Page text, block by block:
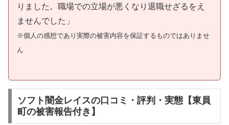
りました。職場での立場が悪くなり退職せざるをえ
ませんでした」
※個人の感想であり実際の被害内容を保証するものではありませ
ん
ソフト闇金レイスの口コミ・評判・実態【東員
町の被害報告付き】